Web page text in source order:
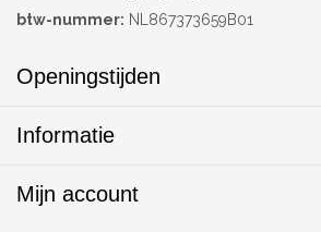
btw-nummer: NL867373659B01
Openingstijden
Informatie
Mijn account